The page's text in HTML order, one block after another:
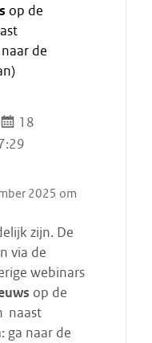
op de
de
18
2025 om
zijn. De
via de
webinars
op de
naast
ga naar de